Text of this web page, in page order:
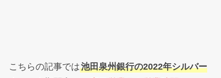
こちらの記事では池田泉州銀行の2022年シルバー